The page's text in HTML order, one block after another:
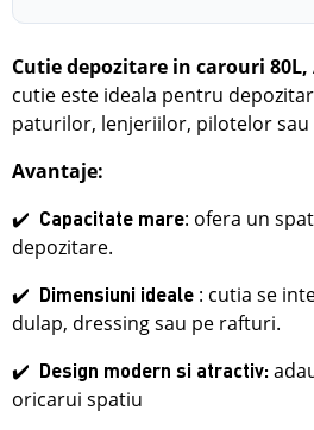
Cutie depozitare in carouri 80L,
cutie este ideala pentru
paturilor, lenjeriilor, pilotelor sau
Avantaje:
✔️ Capacitate mare: ofera un
depozitare.
✔️ Dimensiuni ideale : cutia se
dulap, dressing sau pe rafturi.
✔️ Design modern si atractiv:
oricarui spatiu